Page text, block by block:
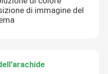
di immagine del